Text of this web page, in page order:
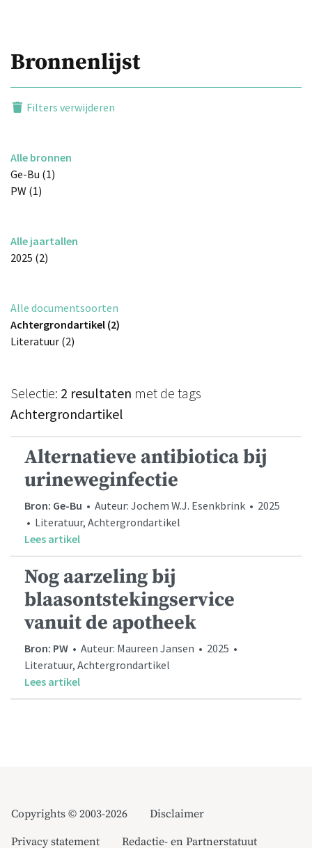
Bronnenlijst
Filters verwijderen
Alle bronnen
Ge-Bu (1)
PW (1)
Alle jaartallen
2025 (2)
Alle documentsoorten
Achtergrondartikel (2)
Literatuur (2)
Selectie: 2 resultaten met de tags
Achtergrondartikel
Alternatieve antibiotica bij
urineweginfectie
Bron: Ge-Bu • Auteur: Jochem W.J. Esenkbrink • 2025
• Literatuur, Achtergrondartikel
Lees artikel
Nog aarzeling bij
blaasontstekingservice
vanuit de apotheek
Bron: PW • Auteur: Maureen Jansen • 2025 •
Literatuur, Achtergrondartikel
Lees artikel
Copyrights © 2003-2026
Disclaimer
Privacy statement
Redactie- en Partnerstatuut